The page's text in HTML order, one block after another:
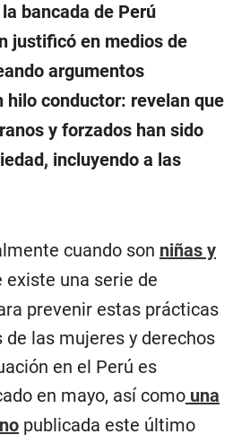
bancada de Perú
justificó en medios de
argumentos
conductor: revelan que
y forzados han sido
incluyendo a las
cuando son niñas y
existe una serie de
prevenir estas prácticas
las mujeres y derechos
en el Perú es
en mayo, así como una
publicada este último